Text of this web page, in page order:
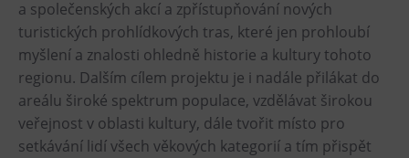
Ubytování
Hotel VP1
Vila Liběna
Další
a společenských akcí a zpřístupňování nových
turistických prohlídkových tras, které jen prohloubí
myšlení a znalosti ohledně historie a kultury tohoto
regionu. Dalším cílem projektu je i nadále přilákat do
areálu široké spektrum populace, vzdělávat širokou
veřejnost v oblasti kultury, dále tvořit místo pro
setkávání lidí všech věkových kategorií a tím přispět